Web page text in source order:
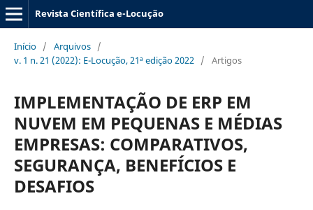
Revista Científica e-Locução
Início / Arquivos /
v. 1 n. 21 (2022): E-Locução, 21ª edição 2022 / Artigos
IMPLEMENTAÇÃO DE ERP EM
NUVEM EM PEQUENAS E MÉDIAS
EMPRESAS: COMPARATIVOS,
SEGURANÇA, BENEFÍCIOS E
DESAFIOS